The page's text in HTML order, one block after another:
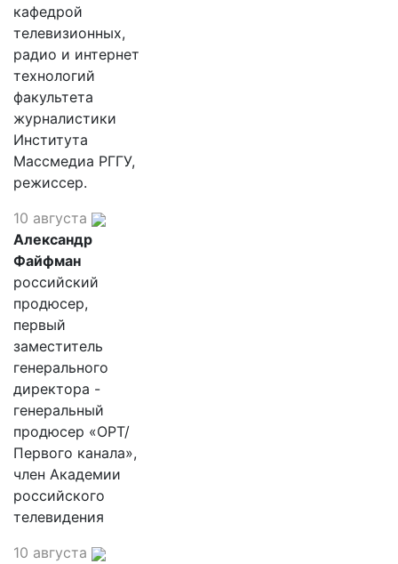
кафедрой
телевизионных,
радио и интернет
технологий
факультета
журналистики
Института
Массмедиа РГГУ,
режиссер.
10 августа
Александр
Файфман
российский
продюсер,
первый
заместитель
генерального
директора -
генеральный
продюсер «ОРТ/
Первого канала»,
член Академии
российского
телевидения
10 августа